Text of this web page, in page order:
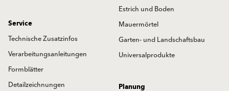
Estrich und Boden
Mauermörtel
Garten- und Landschaftsbau
Universalprodukte
Service
Technische Zusatzinfos
Verarbeitungsanleitungen
Formblätter
Detailzeichnungen
Planung